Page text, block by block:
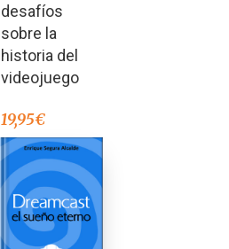
desafíos
sobre la
historia del
videojuego
19,95€